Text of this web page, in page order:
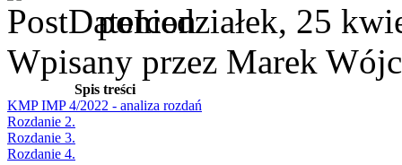
poniedziałek, 25
Wpisany przez Marek
Spis treści
KMP IMP 4/2022 - analiza rozdań
Rozdanie 2.
Rozdanie 3.
Rozdanie 4.